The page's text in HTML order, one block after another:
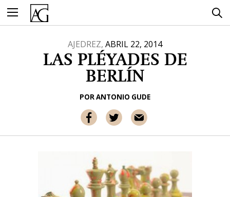
contenido
AJEDREZ, ABRIL 22, 2014
LAS PLÉYADES DE
BERLÍN
PORANTONIO GUDE